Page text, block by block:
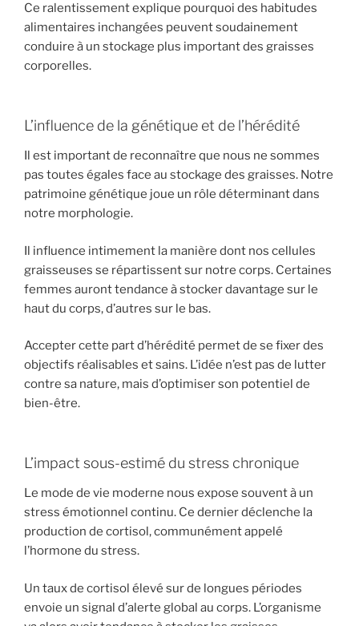
Ce ralentissement explique pourquoi des habitudes
alimentaires inchangées peuvent soudainement
conduire à un stockage plus important des graisses
corporelles.
L’influence de la génétique et de l’hérédité
Il est important de reconnaître que nous ne sommes
pas toutes égales face au stockage des graisses. Notre
patrimoine génétique joue un rôle déterminant dans
notre morphologie.
Il influence intimement la manière dont nos cellules
graisseuses se répartissent sur notre corps. Certaines
femmes auront tendance à stocker davantage sur le
haut du corps, d’autres sur le bas.
Accepter cette part d’hérédité permet de se fixer des
objectifs réalisables et sains. L’idée n’est pas de lutter
contre sa nature, mais d’optimiser son potentiel de
bien-être.
L’impact sous-estimé du stress chronique
Le mode de vie moderne nous expose souvent à un
stress émotionnel continu. Ce dernier déclenche la
production de cortisol, communément appelé
l’hormone du stress.
Un taux de cortisol élevé sur de longues périodes
envoie un signal d’alerte global au corps. L’organisme